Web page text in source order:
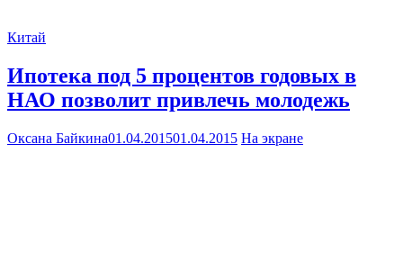
Китай
Ипотека под 5 процентов годовых в
НАО позволит привлечь молодежь
Оксана Байкина01.04.201501.04.2015 На экране